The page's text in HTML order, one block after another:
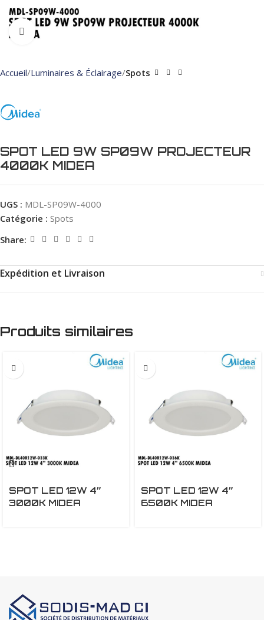
Click to enlarge
Accueil Luminaires & Éclairage Spots
SPOT LED 9W SP09W PROJECTEUR
4000K MIDEA
UGS : MDL-SP09W-4000
Catégorie : Spots
Share:
Expédition et Livraison
Produits similaires
12W
SPOT LED 12W 4″
3000K MIDEA
12W
SPOT LED 12W 4″
6500K MIDEA